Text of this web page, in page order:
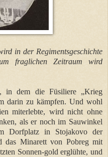
in der Regimentsgeschichte
fraglichen Zeitraum wird
in dem die Füsiliere „Krieg
darin zu kämpfen. Und wohl
miterlebte, wird nicht ohne
als er noch im Sauwinkel
Dorfplatz in Stojakovo der
das Minarett von Pobreg mit
Sonnen-gold erglühte, und